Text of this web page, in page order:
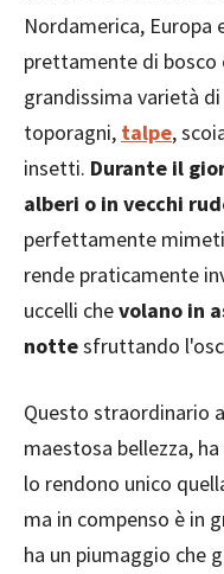
Nordamerica, Europa
prettamente di bosco
grandissima varietà
toporagni, talpe,
insetti. Durante il
alberi o in vecchi
perfettamente
rende praticamente
uccelli chevolano in
nottesfruttando
Questo straordinario
maestosa bellezza,
lo rendono unico
ma in compenso è in
ha un piumaggio che